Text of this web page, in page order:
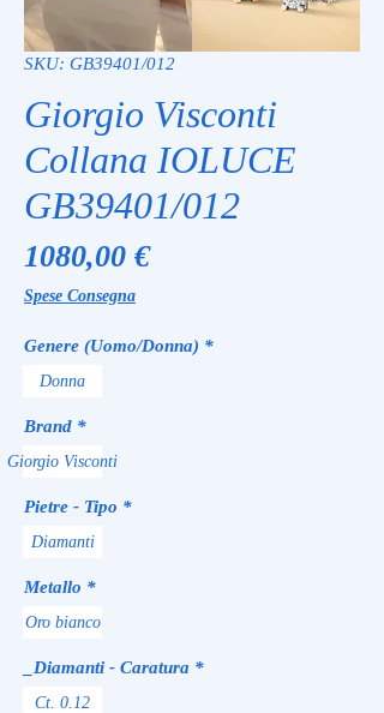
SKU: GB39401/012
Giorgio Visconti
Collana IOLUCE
GB39401/012
1080,00 €Prezzo
Spese Consegna
Genere (Uomo/Donna) *
Donna
Brand *
Giorgio Visconti
Pietre - Tipo *
Diamanti
Metallo *
Oro bianco
_Diamanti - Caratura *
Ct. 0.12